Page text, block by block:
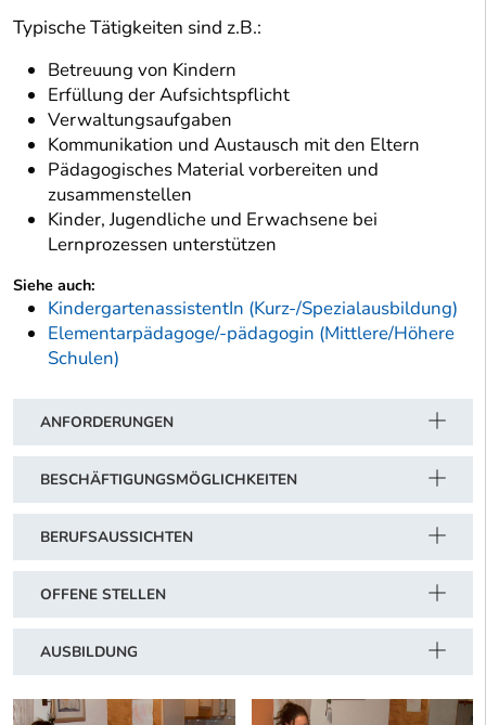
Typische Tätigkeiten sind z.B.:
Betreuung von Kindern
Erfüllung der Aufsichtspflicht
Verwaltungsaufgaben
Kommunikation und Austausch mit den Eltern
Pädagogisches Material vorbereiten und
zusammenstellen
Kinder, Jugendliche und Erwachsene bei
Lernprozessen unterstützen
Siehe auch:
KindergartenassistentIn (Kurz-/Spezialausbildung)
Elementarpädagoge/-pädagogin (Mittlere/Höhere
Schulen)
ANFORDERUNGEN
BESCHÄFTIGUNGSMÖGLICHKEITEN
BERUFSAUSSICHTEN
OFFENE STELLEN
AUSBILDUNG